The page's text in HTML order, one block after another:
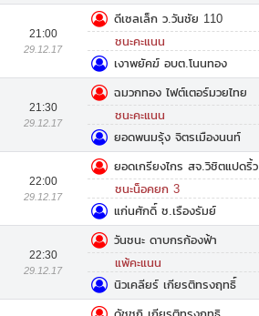
21:00
29.12.17
ดีเซลเล็ก ว.วันชัย 110
ชนะคะแนน
เงาพยัคฆ์ อบต.โนนทอง
21:30
29.12.17
ฉมวกทอง ไฟต์เตอร์มวยไทย
ชนะคะแนน
ยอดพนมรุ้ง จิตรเมืองนนท์
22:00
29.12.17
ยอดเกรียงไกร สจ.วิชิตแปดริ้ว
ชนะน็อคยก 3
แก่นศักดิ์ ช.เรืองรัมย์
22:30
29.12.17
วันชนะ ดาบกรก้องฟ้า
แพ้คะแนน
นิวเคลียร์ เกียรติทรงฤทธิ์